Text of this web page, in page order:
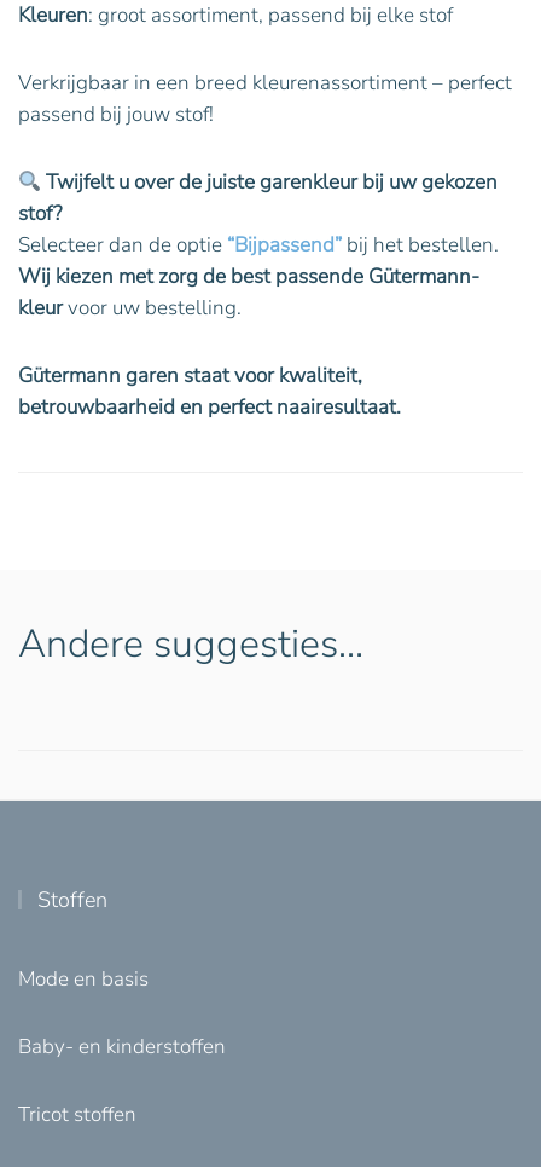
Kleuren: groot assortiment, passend bij elke stof
Verkrijgbaar in een breed kleurenassortiment – perfect
passend bij jouw stof!
Twijfelt u over de juiste garenkleur bij uw gekozen
stof?
Selecteer dan de optie “Bijpassend” bij het bestellen.
Wij kiezen met zorg de best passende Gütermann-
kleurvoor uw bestelling.
Gütermann garen staat voor kwaliteit,
betrouwbaarheid en perfect naairesultaat.
Andere suggesties…
Stoffen
Mode en basis
Baby- en kinderstoffen
Tricot stoffen